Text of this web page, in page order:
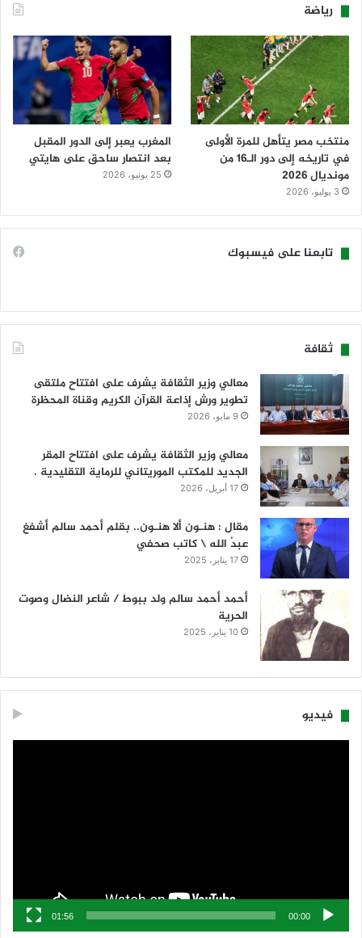
رياضة
منتخب مصر يتأهل للمرة الأولى
في تاريخه إلى دور الـ16 من
مونديال 2026
3 يوليو، 2026
المغرب يعبر إلى الدور المقبل
بعد انتصار ساحق على هايتي
25 يونيو، 2026
تابعنا على فيسبوك
ثقافة
معالي وزير الثقافة يشرف على افتتاح ملتقى
تطوير ورش إذاعة القرآن الكريم وقناة المحظرة
9 مايو، 2026
معالي وزير الثقافة يشرف على افتتاح المقر
الجديد للمكتب الموريتاني للرماية التقليدية .
17 أبريل، 2026
مقال : هنـون ألا هنـون.. بقلم أحمد سالم أشفغ
عبدُ الله \ كاتب صحفي
17 يناير، 2025
أحمد أحمد سالم ولد ببوط / شاعر النضال وصوت
الحرية
10 يناير، 2025
فيديو
00:00
01:56